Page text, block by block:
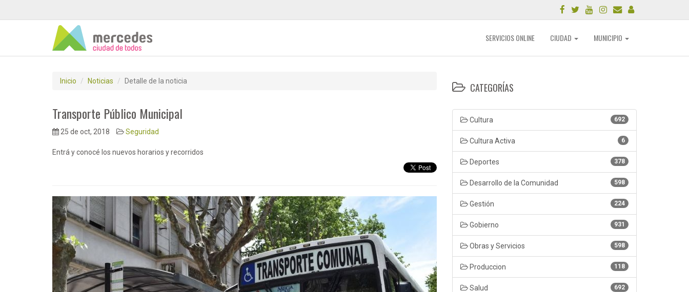
SERVICIOS ONLINE CIUDAD MUNICIPIO
Inicio Noticias Detalle de la noticia
Transporte Público Municipal
25 de oct, 2018 Seguridad
Entrá y conocé los nuevos horarios y recorridos
CATEGORÍAS
692
Cultura
6
Cultura Activa
378
Deportes
598
Desarrollo de la Comunidad
224
Gestión
931
Gobierno
598
Obras y Servicios
118
Produccion
692
Salud